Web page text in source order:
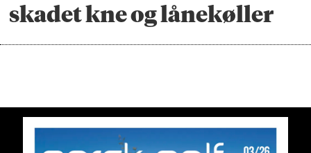
skadet kne og lånekøller